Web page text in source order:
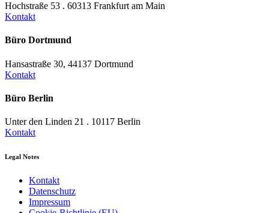
Hochstraße 53 . 60313 Frankfurt am Main
Kontakt
Büro Dortmund
Hansastraße 30, 44137 Dortmund
Kontakt
Büro Berlin
Unter den Linden 21 . 10117 Berlin
Kontakt
Legal Notes
Kontakt
Datenschutz
Impressum